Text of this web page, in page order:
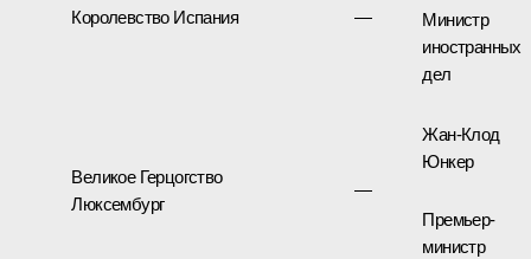
Королевство Испания —
Министр
иностранных
дел
Великое Герцогство
Люксембург
—
Жан-Клод
Юнкер
Премьер-
министр